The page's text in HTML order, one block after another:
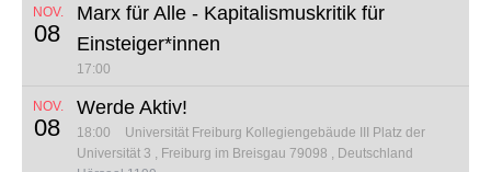
NOV.
08
Marx für Alle - Kapitalismuskritik für
Einsteiger*innen
17:00
NOV.
08
Werde Aktiv!
18:00 Universität Freiburg Kollegiengebäude III Platz der
Universität 3
Freiburg im Breisgau 79098
Deutschland